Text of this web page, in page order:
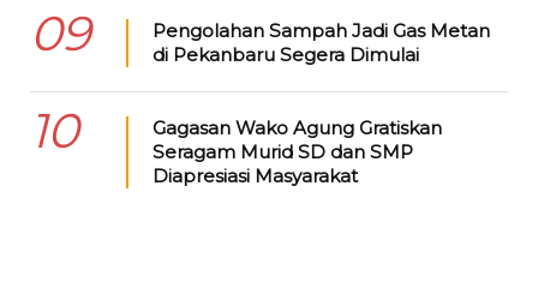
09
Pengolahan Sampah Jadi Gas Metan
di Pekanbaru Segera Dimulai
10
Gagasan Wako Agung Gratiskan
Seragam Murid SD dan SMP
Diapresiasi Masyarakat